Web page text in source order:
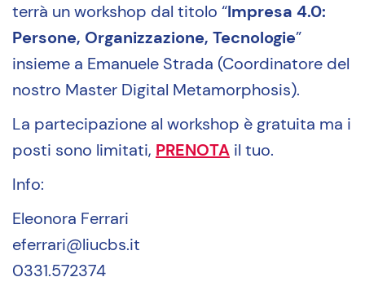
terrà un workshop dal titolo “Impresa 4.0:
Persone, Organizzazione, Tecnologie”
insieme a Emanuele Strada (Coordinatore del
nostro Master Digital Metamorphosis).
La partecipazione al workshop è gratuita ma i
posti sono limitati, PRENOTA il tuo.
Info:
Eleonora Ferrari
eferrari@liucbs.it
0331.572374